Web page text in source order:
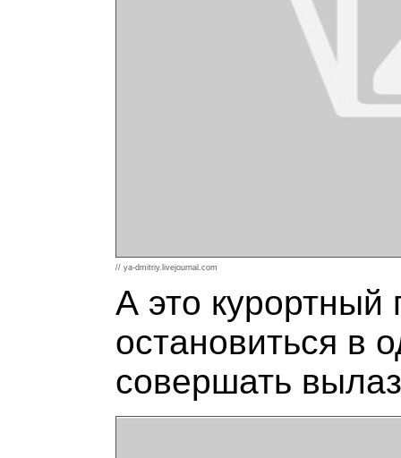
// ya-dmitriy.livejournal.com
А это курортный
остановиться в
совершать